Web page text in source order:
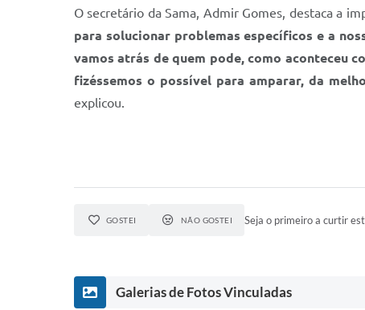
O secretário da Sama, Admir Gomes, destaca a
para solucionar problemas específicos e a
vamos atrás de quem pode, como aconteceu
fizéssemos o possível para amparar, da
explicou.
GOSTEI NÃO GOSTEI Seja o primeiro a curtir
Galerias de Fotos Vinculadas